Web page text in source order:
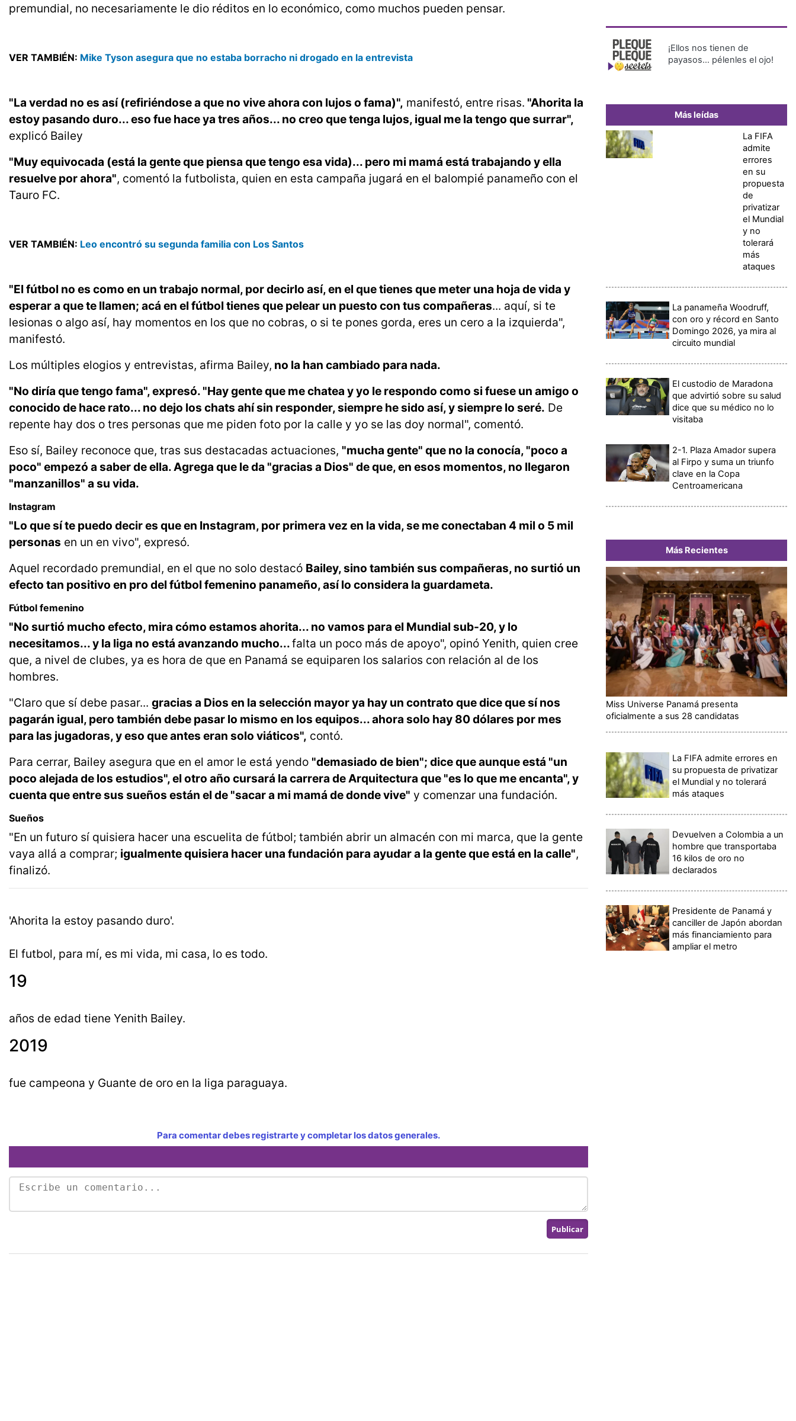
premundial, no necesariamente le dio réditos en lo económico, como muchos pueden pensar.
VER TAMBIÉN: Mike Tyson asegura que no estaba borracho ni drogado en la entrevista
"La verdad no es así (refiriéndose a que no vive ahora con lujos o fama)", manifestó, entre risas. "Ahorita la
estoy pasando duro... eso fue hace ya tres años... no creo que tenga lujos, igual me la tengo que surrar",
explicó Bailey
"Muy equivocada (está la gente que piensa que tengo esa vida)... pero mi mamá está trabajando y ella
resuelve por ahora", comentó la futbolista, quien en esta campaña jugará en el balompié panameño con el
Tauro FC.
VER TAMBIÉN: Leo encontró su segunda familia con Los Santos
"El fútbol no es como en un trabajo normal, por decirlo así, en el que tienes que meter una hoja de vida y
esperar a que te llamen; acá en el fútbol tienes que pelear un puesto con tus compañeras... aquí, si te
lesionas o algo así, hay momentos en los que no cobras, o si te pones gorda, eres un cero a la izquierda",
manifestó.
Los múltiples elogios y entrevistas, afirma Bailey, no la han cambiado para nada.
"No diría que tengo fama", expresó. "Hay gente que me chatea y yo le respondo como si fuese un amigo o
conocido de hace rato... no dejo los chats ahí sin responder, siempre he sido así, y siempre lo seré. De
repente hay dos o tres personas que me piden foto por la calle y yo se las doy normal", comentó.
Eso sí, Bailey reconoce que, tras sus destacadas actuaciones, "mucha gente" que no la conocía, "poco a
poco" empezó a saber de ella. Agrega que le da "gracias a Dios" de que, en esos momentos, no llegaron
"manzanillos" a su vida.
Instagram
"Lo que sí te puedo decir es que en Instagram, por primera vez en la vida, se me conectaban 4 mil o 5 mil
personas en un en vivo", expresó.
Aquel recordado premundial, en el que no solo destacó Bailey, sino también sus compañeras, no surtió un
efecto tan positivo en pro del fútbol femenino panameño, así lo considera la guardameta.
Fútbol femenino
"No surtió mucho efecto, mira cómo estamos ahorita... no vamos para el Mundial sub-20, y lo
necesitamos... y la liga no está avanzando mucho...falta un poco más de apoyo", opinó Yenith, quien cree
que, a nivel de clubes, ya es hora de que en Panamá se equiparen los salarios con relación al de los
hombres.
"Claro que sí debe pasar... gracias a Dios en la selección mayor ya hay un contrato que dice que sí nos
pagarán igual, pero también debe pasar lo mismo en los equipos... ahora solo hay 80 dólares por mes
para las jugadoras, y eso que antes eran solo viáticos", contó.
Para cerrar, Bailey asegura que en el amor le está yendo "demasiado de bien"; dice que aunque está "un
poco alejada de los estudios", el otro año cursará la carrera de Arquitectura que "es lo que me encanta", y
cuenta que entre sus sueños están el de "sacar a mi mamá de donde vive" y comenzar una fundación.
Sueños
"En un futuro sí quisiera hacer una escuelita de fútbol; también abrir un almacén con mi marca, que la gente
vaya allá a comprar; igualmente quisiera hacer una fundación para ayudar a la gente que está en la calle",
finalizó.
'Ahorita la estoy pasando duro'.
El futbol, para mí, es mi vida, mi casa, lo es todo.
19
años de edad tiene Yenith Bailey.
2019
fue campeona y Guante de oro en la liga paraguaya.
Para comentar debes registrarte y completar los datos generales.
¡Ellos nos tienen de
payasos… pélenles el ojo!
Más leídas
La FIFA
admite
errores
en su
propuesta
de
privatizar
el Mundial
y no
tolerará
más
ataques
La panameña Woodruff,
con oro y récord en Santo
Domingo 2026, ya mira al
circuito mundial
El custodio de Maradona
que advirtió sobre su salud
dice que su médico no lo
visitaba
2-1. Plaza Amador supera
al Firpo y suma un triunfo
clave en la Copa
Centroamericana
Más Recientes
Miss Universe Panamá presenta
oficialmente a sus 28 candidatas
La FIFA admite errores en
su propuesta de privatizar
el Mundial y no tolerará
más ataques
Devuelven a Colombia a un
hombre que transportaba
16 kilos de oro no
declarados
Presidente de Panamá y
canciller de Japón abordan
más financiamiento para
ampliar el metro